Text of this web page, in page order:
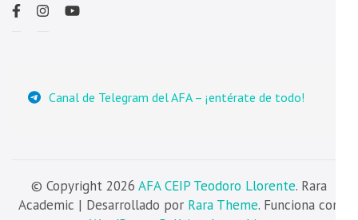
Canal de Telegram del AFA – ¡entérate de todo!
© Copyright 2026 AFA CEIP Teodoro Llorente. Rara
Academic | Desarrollado por Rara Theme. Funciona con